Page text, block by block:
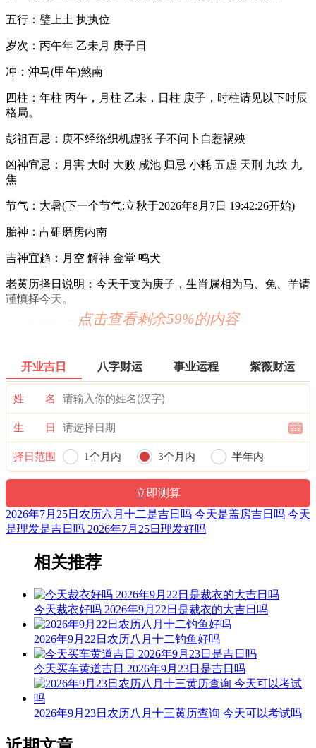
五行：璧上土 执执位
岁次：丙午年 乙未月 庚子日
冲：沖马(甲午)煞南
四柱：年柱 丙午，月柱 乙未，日柱 庚子，时柱请见以下时辰
格局。
彭祖百忌：庚不经络织机虚张 子不问卜自惹祸殃
凶神宜忌：月害 大时 大败 咸池 归忌 小耗 五虚 天刑 九坎 九
焦
节气：大暑(下一个节气:立秋于2026年8月7日 19:42:26开始)
胎神：占碓磨房内南
吉神宜趋：月空 解神 金堂 鸣犬
老黄历择日说明：今天干支为庚子，生肖属相为马、兔、羊请
谨慎择今天。
2026年7月25日时辰吉凶
宜：见贵 求财 嫁娶 进人口 安葬 求嗣 订婚
忌：赴任 修造 移徙 出行 词讼 祭祀 祈福 斋醮 开光
1时-3时 丁丑时： 沖羊 煞东 时沖丁未 日刑 路空 贵人 国印
宜：酬神 求财 见贵 订婚 嫁娶 修造 安葬 青龙
忌：赴任 出行 祭祀 祈福 斋醮 开光
3时-5时 戊寅时： 沖猴 煞北 时沖戊申 不遇 三合 长生 金星
宜：祈福 求嗣 订婚 嫁娶 求财 开业 交易 安床
忌：赴任 出行
5时-7时 己卯时： 沖鸡 煞西 时沖己酉 勾陈 六合 太阳 天官
宜：祈福 求嗣 订婚 嫁娶 求财 开业 交易 安床 入宅 安葬
忌：赴任 出行 修造
7时-9时 庚辰时： 沖狗 煞南 时沖庚戍 日破
忌：日时相沖 诸事不宜
9时-11时 辛巳时： 沖猪 煞东 时沖辛亥 旬空 大退 日禄 天赦
点击查看剩余59%的内容
开业吉日 八字财运 事业运程 紫薇财运
姓 名
生 日
择日范围 1个月内 3个月内 半年内
2026年7月25日农历六月十二是吉日吗 今天是盖房吉日吗 今天
是理发是吉日吗 2026年7月25日理发好吗
相关推荐
今天裁衣好吗 2026年9月22日是裁衣的大吉日吗
2026年9月22日农历八月十二钓鱼好吗
今天买车黄道吉日 2026年9月23日是吉日吗
2026年9月23日农历八月十三黄历查询 今天可以考试吗